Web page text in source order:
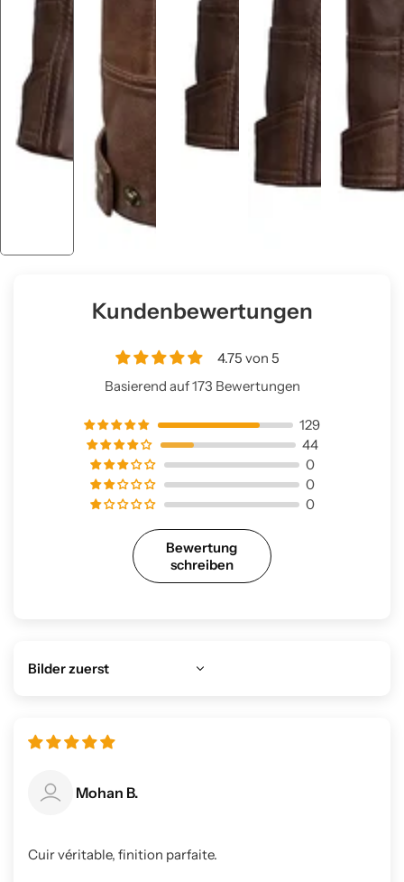
Kundenbewertungen
4.75 von 5
Basierend auf 173 Bewertungen
129
44
0
0
0
Bewertung
schreiben
Sort by
Mohan B.
Cuir véritable, finition parfaite.